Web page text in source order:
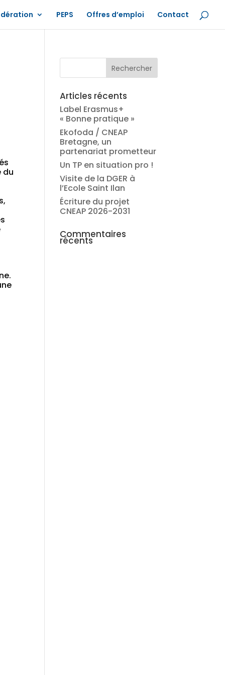
PEPS Offres d’emploi Contact
du
Articles récents
Label Erasmus+
« Bonne pratique »
Ekofoda / CNEAP
Bretagne, un
partenariat prometteur
Un TP en situation pro !
Visite de la DGER à
l’Ecole Saint Ilan
Écriture du projet
CNEAP 2026-2031
Commentaires
récents